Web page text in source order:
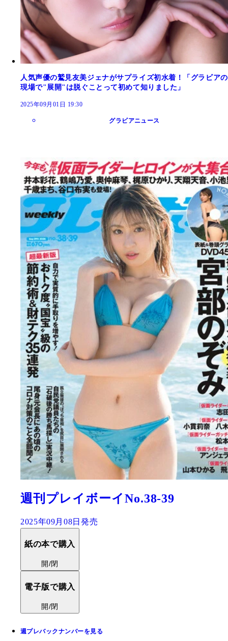
人気声優の鷲見友美ジェナがサプライズ初水着！「グラビアの
現場で"展開"は脱ぐことって初めて知りました」
2025年09月01日 19:30
グラビアニュース
週刊プレイボーイNo.38-39
2025年09月08日発売
紙の本で購入
開/閉
電子版で購入
開/閉
週プレバックナンバーを見る